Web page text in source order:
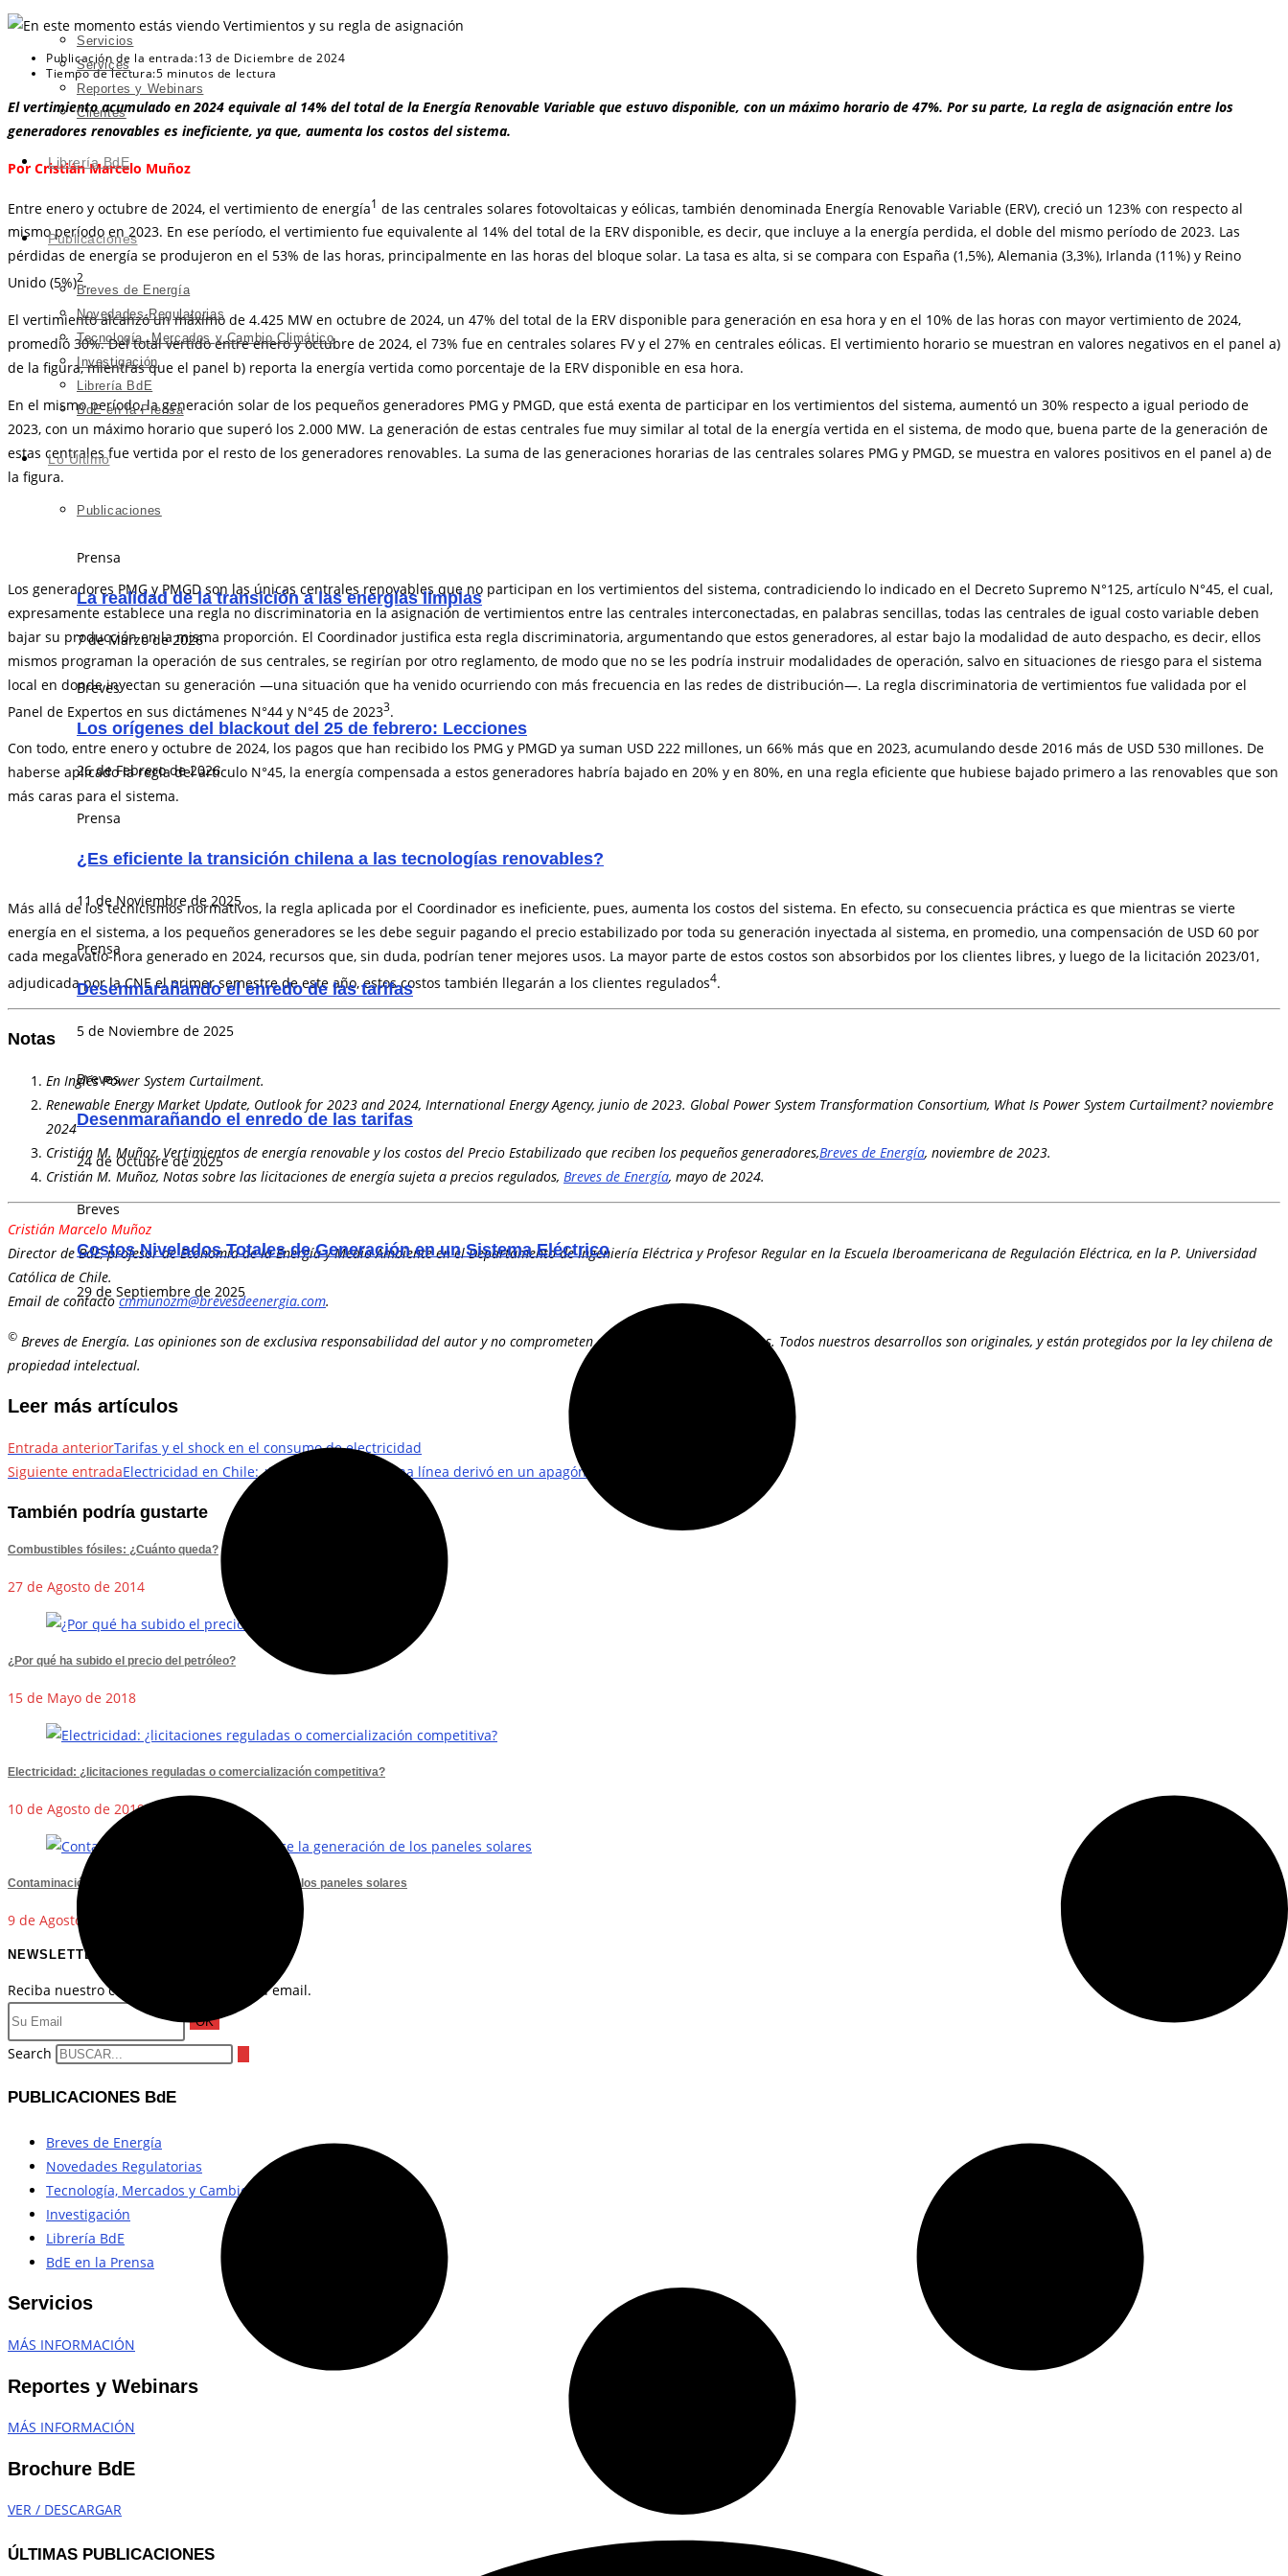
Servicios
Services
Reportes y Webinars
Clientes
Librería BdE
Publicaciones
Breves de Energía
Novedades Regulatorias
Tecnología, Mercados y Cambio Climático
Investigación
Librería BdE
BdE en la Prensa
Lo Último
Publicaciones
Prensa
La realidad de la transición a las energías limpias
7 de Marzo de 2026
Breves
Los orígenes del blackout del 25 de febrero: Lecciones
26 de Febrero de 2026
Prensa
¿Es eficiente la transición chilena a las tecnologías renovables?
11 de Noviembre de 2025
Prensa
Desenmarañando el enredo de las tarifas
5 de Noviembre de 2025
Breves
Desenmarañando el enredo de las tarifas
24 de Octubre de 2025
Breves
Costos Nivelados Totales de Generación en un Sistema Eléctrico
29 de Septiembre de 2025
Publicación de la entrada:13 de Diciembre de 2024
Tiempo de lectura:5 minutos de lectura
El vertimiento acumulado en 2024 equivale al 14% del total de la Energía Renovable Variable que estuvo disponible, con un máximo horario de 47%. Por su parte, La regla de asignación entre los
generadores renovables es ineficiente, ya que, aumenta los costos del sistema.
Por Cristián Marcelo Muñoz
Entre enero y octubre de 2024, el vertimiento de energía1 de las centrales solares fotovoltaicas y eólicas, también denominada Energía Renovable Variable (ERV), creció un 123% con respecto al
mismo período en 2023. En ese período, el vertimiento fue equivalente al 14% del total de la ERV disponible, es decir, que incluye a la energía perdida, el doble del mismo período de 2023. Las
pérdidas de energía se produjeron en el 53% de las horas, principalmente en las horas del bloque solar. La tasa es alta, si se compara con España (1,5%), Alemania (3,3%), Irlanda (11%) y Reino
Unido (5%)2.
El vertimiento alcanzó un máximo de 4.425 MW en octubre de 2024, un 47% del total de la ERV disponible para generación en esa hora y en el 10% de las horas con mayor vertimiento de 2024,
promedió 30%. Del total vertido entre enero y octubre de 2024, el 73% fue en centrales solares FV y el 27% en centrales eólicas. El vertimiento horario se muestran en valores negativos en el panel a)
de la figura, mientras que el panel b) reporta la energía vertida como porcentaje de la ERV disponible en esa hora.
En el mismo período, la generación solar de los pequeños generadores PMG y PMGD, que está exenta de participar en los vertimientos del sistema, aumentó un 30% respecto a igual periodo de
2023, con un máximo horario que superó los 2.000 MW. La generación de estas centrales fue muy similar al total de la energía vertida en el sistema, de modo que, buena parte de la generación de
estas centrales fue vertida por el resto de los generadores renovables. La suma de las generaciones horarias de las centrales solares PMG y PMGD, se muestra en valores positivos en el panel a) de
la figura.
Los generadores PMG y PMGD son las únicas centrales renovables que no participan en los vertimientos del sistema, contradiciendo lo indicado en el Decreto Supremo N°125, artículo N°45, el cual,
expresamente establece una regla no discriminatoria en la asignación de vertimientos entre las centrales interconectadas, en palabras sencillas, todas las centrales de igual costo variable deben
bajar su producción en la misma proporción. El Coordinador justifica esta regla discriminatoria, argumentando que estos generadores, al estar bajo la modalidad de auto despacho, es decir, ellos
mismos programan la operación de sus centrales, se regirían por otro reglamento, de modo que no se les podría instruir modalidades de operación, salvo en situaciones de riesgo para el sistema
local en donde inyectan su generación ―una situación que ha venido ocurriendo con más frecuencia en las redes de distribución―. La regla discriminatoria de vertimientos fue validada por el
Panel de Expertos en sus dictámenes N°44 y N°45 de 20233.
Con todo, entre enero y octubre de 2024, los pagos que han recibido los PMG y PMGD ya suman USD 222 millones, un 66% más que en 2023, acumulando desde 2016 más de USD 530 millones. De
haberse aplicado la regla del artículo N°45, la energía compensada a estos generadores habría bajado en 20% y en 80%, en una regla eficiente que hubiese bajado primero a las renovables que son
más caras para el sistema.
Más allá de los tecnicismos normativos, la regla aplicada por el Coordinador es ineficiente, pues, aumenta los costos del sistema. En efecto, su consecuencia práctica es que mientras se vierte
energía en el sistema, a los pequeños generadores se les debe seguir pagando el precio estabilizado por toda su generación inyectada al sistema, en promedio, una compensación de USD 60 por
cada megavatio-hora generado en 2024, recursos que, sin duda, podrían tener mejores usos. La mayor parte de estos costos son absorbidos por los clientes libres, y luego de la licitación 2023/01,
adjudicada por la CNE el primer semestre de este año, estos costos también llegarán a los clientes regulados4.
Notas
En Inglés Power System Curtailment.
Renewable Energy Market Update, Outlook for 2023 and 2024, International Energy Agency, junio de 2023. Global Power System Transformation Consortium, What Is Power System Curtailment? noviembre
2024
Cristián M. Muñoz, Vertimientos de energía renovable y los costos del Precio Estabilizado que reciben los pequeños generadores,Breves de Energía, noviembre de 2023.
Cristián M. Muñoz, Notas sobre las licitaciones de energía sujeta a precios regulados, Breves de Energía, mayo de 2024.
Cristián Marcelo Muñoz
Director de BdE, profesor de Economía de la Energía y Medio Ambiente en el Departamento de Ingeniería Eléctrica y Profesor Regular en la Escuela Iberoamericana de Regulación Eléctrica, en la P. Universidad
Católica de Chile.
Email de contactocmmunozm@brevesdeenergia.com.
© Breves de Energía. Las opiniones son de exclusiva responsabilidad del autor y no comprometen de manera alguna a terceros. Todos nuestros desarrollos son originales, y están protegidos por la ley chilena de
propiedad intelectual.
Leer más artículos
Entrada anteriorTarifas y el shock en el consumo de electricidad
Siguiente entradaElectricidad en Chile: ¿Por qué la falla de una línea derivó en un apagón?
También podría gustarte
Combustibles fósiles: ¿Cuánto queda?
27 de Agosto de 2014
¿Por qué ha subido el precio del petróleo?
15 de Mayo de 2018
Electricidad: ¿licitaciones reguladas o comercialización competitiva?
10 de Agosto de 2019
Contaminación del aire ensombrece la generación de los paneles solares
9 de Agosto de 2017
NEWSLETTER
Reciba nuestro contenido reciente en su email.
OK
Search
PUBLICACIONES BdE
Breves de Energía
Novedades Regulatorias
Tecnología, Mercados y Cambio Climático
Investigación
Librería BdE
BdE en la Prensa
Servicios
MÁS INFORMACIÓN
Reportes y Webinars
MÁS INFORMACIÓN
Brochure BdE
VER / DESCARGAR
ÚLTIMAS PUBLICACIONES